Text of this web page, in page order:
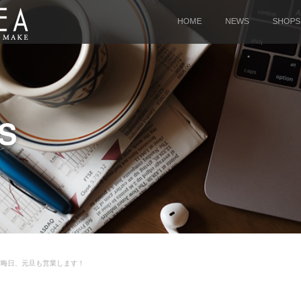
HOME NEWS SHOPS
日、元旦も営業します！